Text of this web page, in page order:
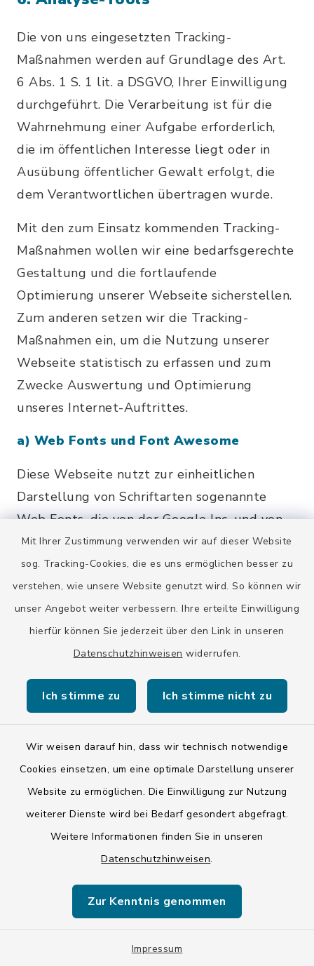
Mit Ihrer Zustimmung verwenden wir auf dieser Website
sog. Tracking-Cookies, die es uns ermöglichen besser zu
verstehen, wie unsere Website genutzt wird. So können wir
unser Angebot weiter verbessern. Ihre erteilte Einwilligung
hierfür können Sie jederzeit über den Link in unseren
Datenschutzhinweisen widerrufen.
Ich stimme zu Ich stimme nicht zu
Wir weisen darauf hin, dass wir technisch notwendige
Cookies einsetzen, um eine optimale Darstellung unserer
Website zu ermöglichen. Die Einwilligung zur Nutzung
weiterer Dienste wird bei Bedarf gesondert abgefragt.
Weitere Informationen finden Sie in unseren
Datenschutzhinweisen.
Zur Kenntnis genommen
Impressum
Die von uns eingesetzten Tracking-
Maßnahmen werden auf Grundlage des Art.
6 Abs. 1 S. 1 lit. a DSGVO, Ihrer Einwilligung
durchgeführt. Die Verarbeitung ist für die
Wahrnehmung einer Aufgabe erforderlich,
die im öffentlichen Interesse liegt oder in
Ausübung öffentlicher Gewalt erfolgt, die
dem Verantwortlichen übertragen wurde.
Mit den zum Einsatz kommenden Tracking-
Maßnahmen wollen wir eine bedarfsgerechte
Gestaltung und die fortlaufende
Optimierung unserer Webseite sicherstellen.
Zum anderen setzen wir die Tracking-
Maßnahmen ein, um die Nutzung unserer
Webseite statistisch zu erfassen und zum
Zwecke Auswertung und Optimierung
unseres Internet-Auftrittes.
a) Web Fonts und Font Awesome
Diese Webseite nutzt zur einheitlichen
Darstellung von Schriftarten sogenannte
Web Fonts, die von der Google Inc. und von
Fonticons bereitgestellt werden. Die Web
Fonts sind lokal auf dem Server der inixmedia
GmbH, Liesenhörnweg 13, 24222
Schwentinental installiert. Beim Aufruf
unserer Webseite lädt Ihr Browser die
benötigten Web Fonts von dem Server der
inixmedia GmbH und nicht von Google oder
Fonticons in ihren Browsercache, um Texte
und Schriftarten korrekt anzuzeigen und um
eine schnelle Abrufbarkeit unserer
Seiteninhalte zu fördern. Die Nutzung dieser
Web Fonts erfolgt im berechtigten Interesse
nach Art. 6 Abs. 1 lit. e DSGVO mit dem
Zweck einer einheitlichen und ansprechenden
Darstellung unserer Webseiten sowie deren
Sollte Ihr Browser die Anzeige von Web
Fonts nicht unterstützen, wird eine
Standardschrift von Ihrem Computer genutzt.